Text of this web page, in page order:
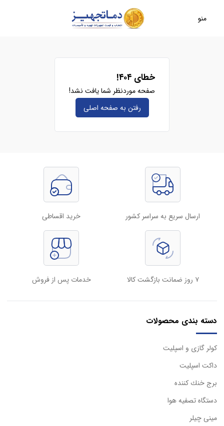
منو
خطای ۴۰۴!
صفحه موردنظر شما یافت نشد!
رفتن به صفحه‌ اصلی
ارسال سریع به سراسر کشور خرید اقساطی
۷ روز ضمانت بازگشت کالا خدمات پس از فروش
دسته بندی محصولات
كولر گازی و اسپليت
داكت اسپليت
برج خنك كننده
دستگاه تصفيه هوا
مینی چیلر